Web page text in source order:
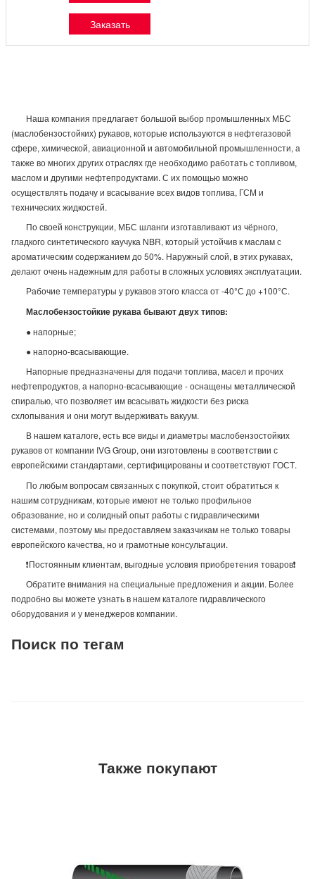
Заказать
Наша компания предлагает большой выбор промышленных МБС
(маслобензостойких) рукавов, которые используются в нефтегазовой
сфере, химической, авиационной и автомобильной промышленности, а
также во многих других отраслях где необходимо работать с топливом,
маслом и другими нефтепродуктами. С их помощью можно
осуществлять подачу и всасывание всех видов топлива, ГСМ и
технических жидкостей.
По своей конструкции, МБС шланги изготавливают из чёрного,
гладкого синтетического каучука NBR, который устойчив к маслам с
ароматическим содержанием до 50%. Наружный слой, в этих рукавах,
делают очень надежным для работы в сложных условиях эксплуатации.
Рабочие температуры у рукавов этого класса от -40°С до +100°С.
Маслобензостойкие рукава бывают двух типов:
● напорные;
● напорно-всасывающие.
Напорные предназначены для подачи топлива, масел и прочих
нефтепродуктов, а напорно-всасывающие - оснащены металлической
спиралью, что позволяет им всасывать жидкости без риска
схлопывания и они могут выдерживать вакуум.
В нашем каталоге, есть все виды и диаметры маслобензостойких
рукавов от компании IVG Group, они изготовлены в соответствии с
европейскими стандартами, сертифицированы и соответствуют ГОСТ.
По любым вопросам связанных с покупкой, стоит обратиться к
нашим сотрудникам, которые имеют не только профильное
образование, но и солидный опыт работы с гидравлическими
системами, поэтому мы предоставляем заказчикам не только товары
европейского качества, но и грамотные консультации.
❗Постоянным клиентам, выгодные условия приобретения товаров❗
Обратите внимания на специальные предложения и акции. Более
подробно вы можете узнать в нашем каталоге гидравлического
оборудования и у менеджеров компании.
Поиск по тегам
Также покупают